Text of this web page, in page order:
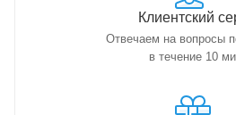
Клиентский
Отвечаем на вопросы
в течение 10